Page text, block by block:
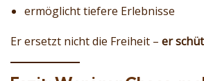
ermöglicht tiefere Erlebnisse
Er ersetzt nicht die Freiheit – er